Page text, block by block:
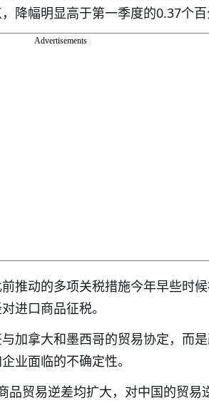
降幅明显高于第一季度的0.37个百
Advertisements
推动的多项关税措施今年早些时
进口商品征税。
加拿大和墨西哥的贸易协定，而
业面临的不确定性。
品贸易逆差均扩大，对中国的贸易